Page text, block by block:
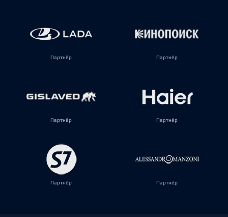
Партнёр Партнёр
Партнёр Партнёр
Партнёр Партнёр